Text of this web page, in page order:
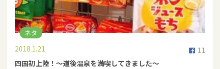
ネタ
11
2018.1.21
四国初上陸！～道後温泉を満喫してきました～